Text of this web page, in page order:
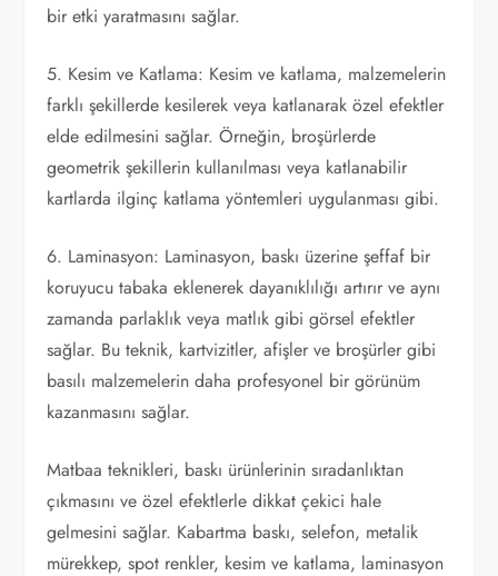
bir etki yaratmasını sağlar.
5. Kesim ve Katlama: Kesim ve katlama, malzemelerin
farklı şekillerde kesilerek veya katlanarak özel efektler
elde edilmesini sağlar. Örneğin, broşürlerde
geometrik şekillerin kullanılması veya katlanabilir
kartlarda ilginç katlama yöntemleri uygulanması gibi.
6. Laminasyon: Laminasyon, baskı üzerine şeffaf bir
koruyucu tabaka eklenerek dayanıklılığı artırır ve aynı
zamanda parlaklık veya matlık gibi görsel efektler
sağlar. Bu teknik, kartvizitler, afişler ve broşürler gibi
basılı malzemelerin daha profesyonel bir görünüm
kazanmasını sağlar.
Matbaa teknikleri, baskı ürünlerinin sıradanlıktan
çıkmasını ve özel efektlerle dikkat çekici hale
gelmesini sağlar. Kabartma baskı, selefon, metalik
mürekkep, spot renkler, kesim ve katlama, laminasyon